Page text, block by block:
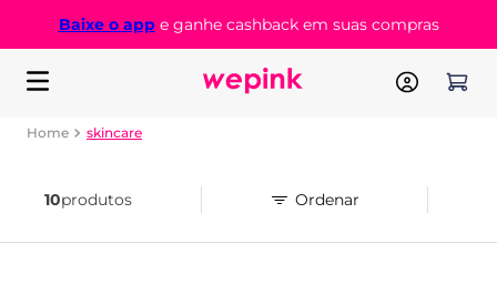
Baixe o appe ganhe cashback em suas compras
skincare
10produtos